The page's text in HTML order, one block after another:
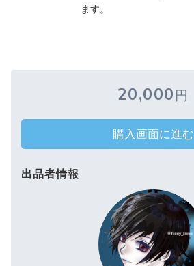
ます。
20,000円
購入画面に進む
出品者情報